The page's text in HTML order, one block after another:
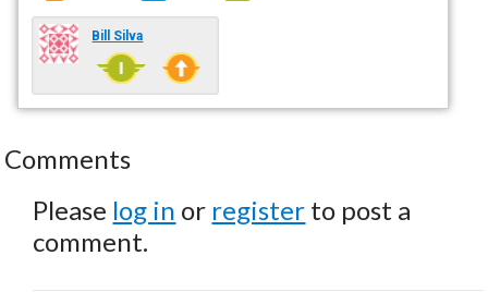
Bill Silva
Comments
Please log in or register to post a
comment.